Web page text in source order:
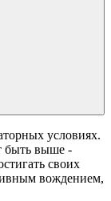
условиях.
быть выше -
своих
вождением,